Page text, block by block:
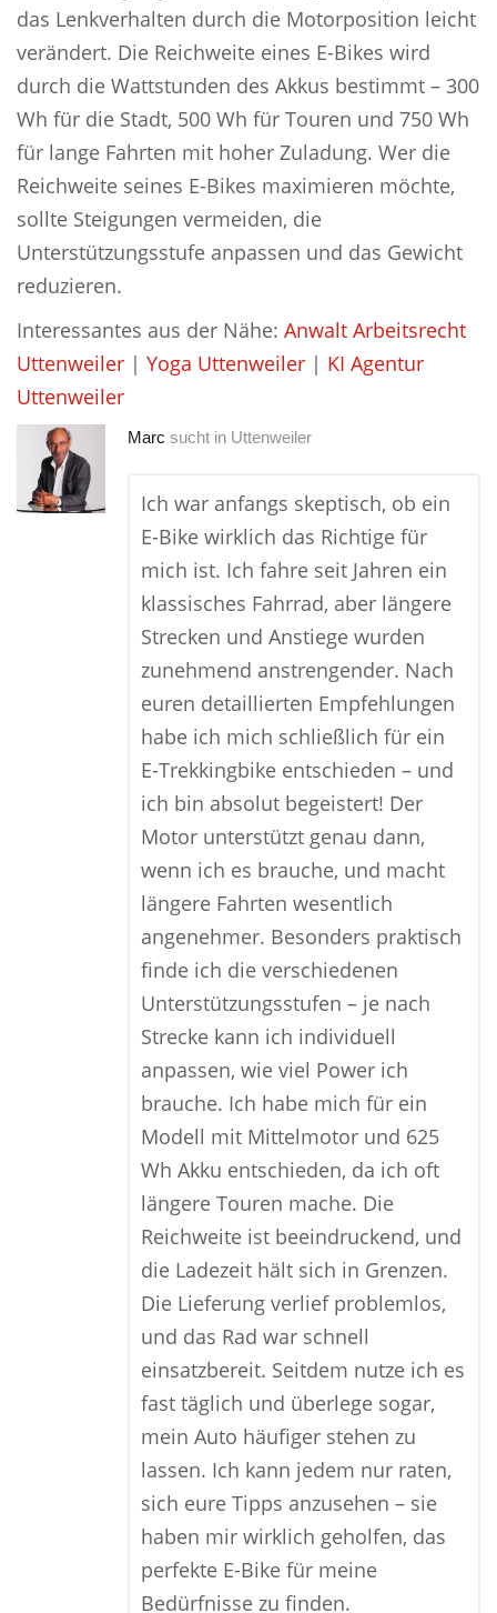
das Lenkverhalten durch die Motorposition leicht
verändert. Die Reichweite eines E-Bikes wird
durch die Wattstunden des Akkus bestimmt – 300
Wh für die Stadt, 500 Wh für Touren und 750 Wh
für lange Fahrten mit hoher Zuladung. Wer die
Reichweite seines E-Bikes maximieren möchte,
sollte Steigungen vermeiden, die
Unterstützungsstufe anpassen und das Gewicht
reduzieren.
Interessantes aus der Nähe: Anwalt Arbeitsrecht
Uttenweiler | Yoga Uttenweiler | KI Agentur
Uttenweiler
Marc sucht in Uttenweiler
Ich war anfangs skeptisch, ob ein
E-Bike wirklich das Richtige für
mich ist. Ich fahre seit Jahren ein
klassisches Fahrrad, aber längere
Strecken und Anstiege wurden
zunehmend anstrengender. Nach
euren detaillierten Empfehlungen
habe ich mich schließlich für ein
E-Trekkingbike entschieden – und
ich bin absolut begeistert! Der
Motor unterstützt genau dann,
wenn ich es brauche, und macht
längere Fahrten wesentlich
angenehmer. Besonders praktisch
finde ich die verschiedenen
Unterstützungsstufen – je nach
Strecke kann ich individuell
anpassen, wie viel Power ich
brauche. Ich habe mich für ein
Modell mit Mittelmotor und 625
Wh Akku entschieden, da ich oft
längere Touren mache. Die
Reichweite ist beeindruckend, und
die Ladezeit hält sich in Grenzen.
Die Lieferung verlief problemlos,
und das Rad war schnell
einsatzbereit. Seitdem nutze ich es
fast täglich und überlege sogar,
mein Auto häufiger stehen zu
lassen. Ich kann jedem nur raten,
sich eure Tipps anzusehen – sie
haben mir wirklich geholfen, das
perfekte E-Bike für meine
Bedürfnisse zu finden.